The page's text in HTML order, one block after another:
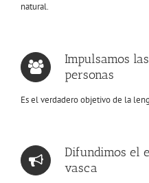
natural.
Impulsamos
personas
Es el verdadero objetivo de la
Difundimos el
vasca